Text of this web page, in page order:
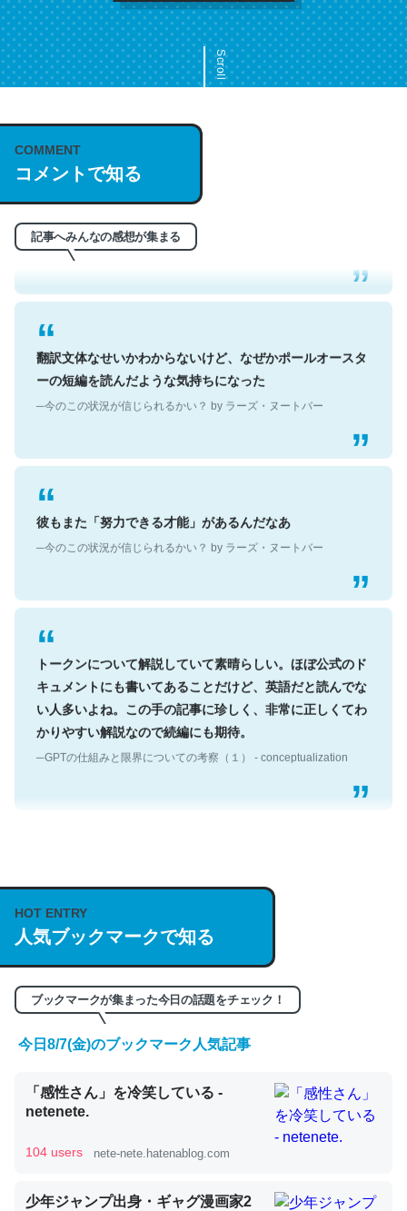
Scroll
COMMENT
コメントで知る
記事へみんなの感想が集まる
これは名文。彼はとてもクレバーなんだろうなと凄く思
う。英語少しでも読める人は原文もお勧め。自分はこの流
れ好き。Let’s Fucking Go. Then Covid hit. Shit.
─今のこの状況が信じられるかい？ by ラーズ・ヌートバー
翻訳文体なせいかわからないけど、なぜかポールオースタ
ーの短編を読んだような気持ちになった
─今のこの状況が信じられるかい？ by ラーズ・ヌートバー
彼もまた「努力できる才能」があるんだなあ
─今のこの状況が信じられるかい？ by ラーズ・ヌートバー
トークンについて解説していて素晴らしい。ほぼ公式のド
キュメントにも書いてあることだけど、英語だと読んでな
い人多いよね。この手の記事に珍しく、非常に正しくてわ
かりやすい解説なので続編にも期待。
─GPTの仕組みと限界についての考察（１） - conceptualization
説してる記事が少ないので貴重な良記事。/続編来た
https://isobe324649.hatenablog.com/entry/2023/03/27
/064121
─GPTの仕組みと限界についての考察（１） - conceptualization
くらい。小説でいう「ずっと前の伏線」は回収されないけ
ど、短期記憶というには多い分量。進化すればするほど分
HOT ENTRY
人気ブックマークで知る
ブックマークが集まった今日の話題をチェック！
今日8/7(金)のブックマーク人気記事
「感性さん」を冷笑している -
netenete.
104 users nete-nete.hatenablog.com
少年ジャンプ出身・ギャグ漫画家2